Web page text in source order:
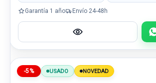
Garantía 1 año Envío 24-48h
-5% USADO NOVEDAD